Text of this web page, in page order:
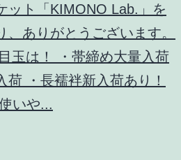
ット「KIMONO Lab.」を
ありがとうございます。
玉は！ ・帯締め大量入荷
荷 ・長襦袢新入荷あり！
いや...